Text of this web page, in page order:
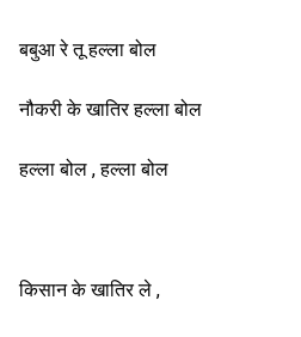
बबुआ रे तू हल्ला बोल
नौकरी के खातिर हल्ला बोल
हल्ला बोल , हल्ला बोल
किसान के खातिर ले ,